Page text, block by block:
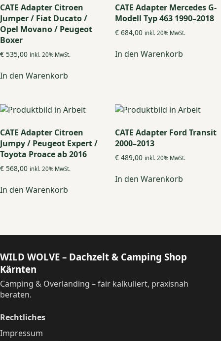
CATE Adapter Citroen
Jumper / Fiat Ducato /
Opel Movano / Peugeot
Boxer
€ 535,00 inkl. 20% MwSt.
In den Warenkorb
CATE Adapter Mercedes G-
Modell Typ 463 1990–2018
€684,00 inkl. 20% MwSt.
In den Warenkorb
CATE Adapter Citroen
Jumpy / Peugeot Expert /
Toyota Proace ab 2016
€ 568,00 inkl. 20% MwSt.
In den Warenkorb
CATE Adapter Ford Transit
2000–2013
€489,00 inkl. 20% MwSt.
In den Warenkorb
WILD WOLVE – Dachzelt & Camping Shop
Kärnten
Camping & Overlanding – fair kalkuliert, praxisnah
beraten.
Rechtliches
Impressum